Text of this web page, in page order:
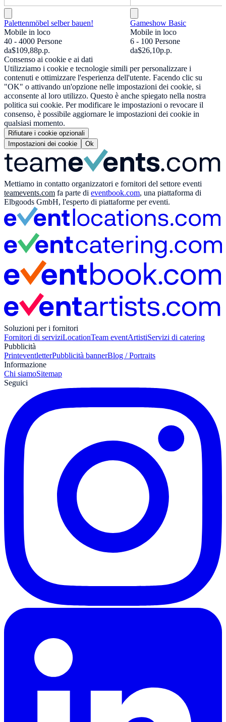
Palettenmöbel selber bauen!
Mobile in loco
40 - 4000 Persone
da$109,88p.p.
Gameshow Basic
Mobile in loco
6 - 100 Persone
da$26,10p.p.
Consenso ai cookie e ai dati
Utilizziamo i cookie e tecnologie simili per personalizzare i
contenuti e ottimizzare l'esperienza dell'utente. Facendo clic su
"OK" o attivando un'opzione nelle impostazioni dei cookie, si
acconsente al loro utilizzo. Questo è anche spiegato nella nostra
politica sui cookie. Per modificare le impostazioni o revocare il
consenso, è possibile aggiornare le impostazioni dei cookie in
qualsiasi momento.
Rifiutare i cookie opzionali
Impostazioni dei cookie
Ok
Mettiamo in contatto organizzatori e fornitori del settore eventi
teamevents.com fa parte di eventbook.com, una piattaforma di
Elbgoods GmbH, l'esperto di piattaforme per eventi.
Soluzioni per i fornitori
Fornitori di serviziLocationTeam eventArtistiServizi di catering
Pubblicità
PrinteventletterPubblicità bannerBlog / Portraits
Informazione
Chi siamoSitemap
Seguici